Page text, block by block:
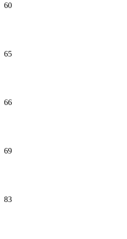
60
65
66
69
83